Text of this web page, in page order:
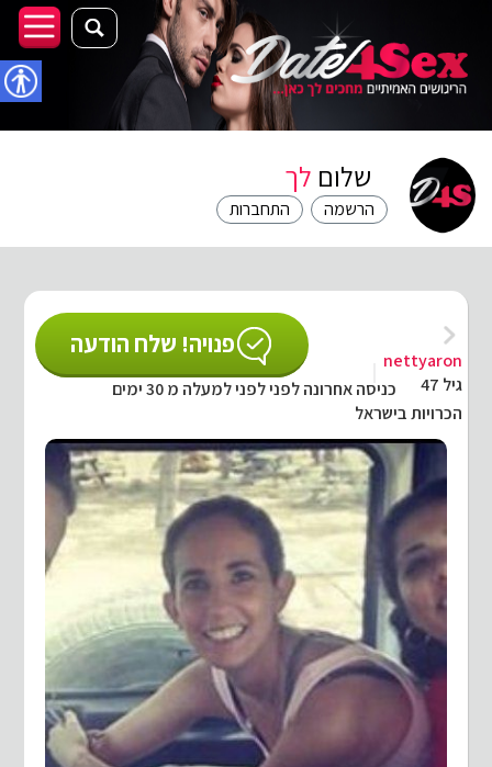
שלום לך
התחברות הרשמה
פנויה! שלח הודעה
nettyaron
גיל 47
כניסה אחרונה לפני לפני למעלה מ 30 ימים
הכרויות בישראל